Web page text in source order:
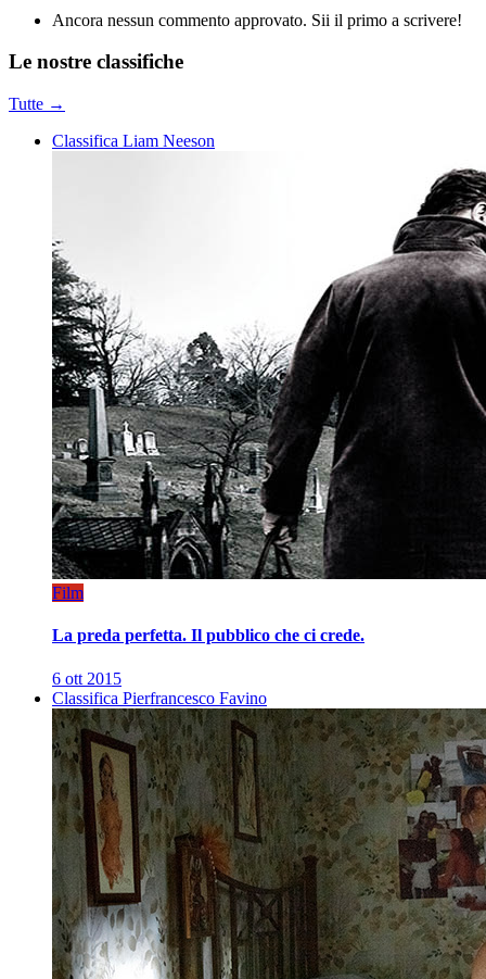
Ancora nessun commento approvato. Sii il primo a scrivere!
Le nostre classifiche
Tutte →
Classifica Liam Neeson
Film
La preda perfetta. Il pubblico che ci crede.
6 ott 2015
Classifica Pierfrancesco Favino